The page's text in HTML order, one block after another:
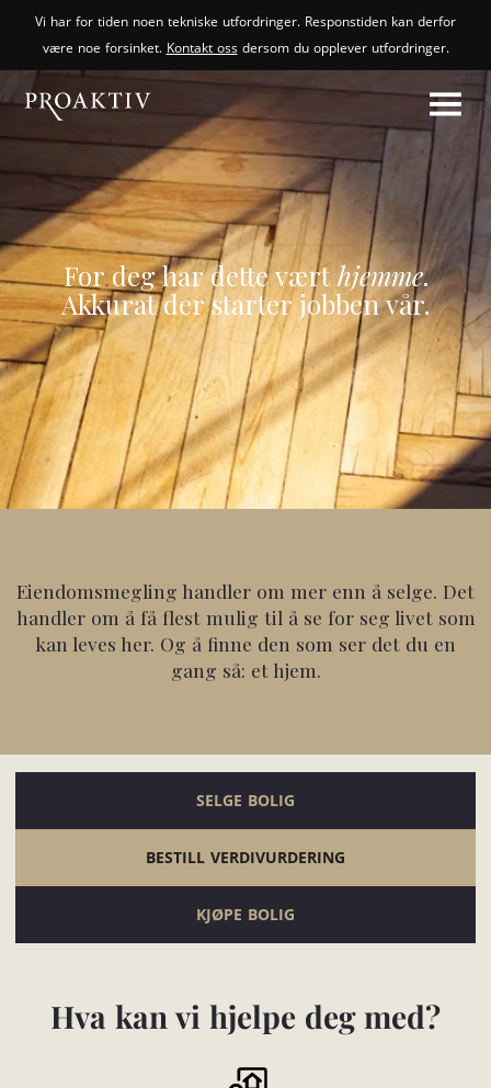
Vi har for tiden noen tekniske utfordringer. Responstiden kan derfor
være noe forsinket. Kontakt ossdersom du opplever utfordringer.
For deg har dette værthjemme.
Akkurat der starter jobben vår.
Eiendomsmegling handler om mer enn å selge. Det
handler om å få flest mulig til å se for seg livet som
kan leves her. Og å finne den som ser det du en
gang så: et hjem.
SELGE BOLIG
BESTILL VERDIVURDERING
KJØPE BOLIG
Hva kan vi hjelpe deg med?